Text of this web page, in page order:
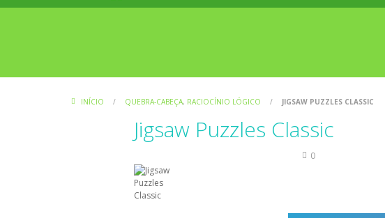
INÍCIO / QUEBRA-CABEÇA, RACIOCÍNIO LÓGICO / JIGSAW PUZZLES CLASSIC
Jigsaw Puzzles Classic
0